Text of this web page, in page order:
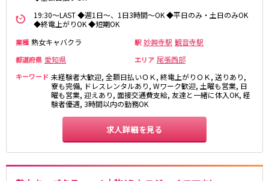
19:30～LAST ◆週1日～、1日3時間～OK ◆平日のみ・土日のみOK
◆終電上がりOK ◆短期OK
業種 熟女キャバクラ 駅 妙興寺駅 観音寺駅
都道府県 愛知県 エリア 尾張西部
キーワード 未経験者大歓迎, 全額日払いＯＫ, 終電上がりＯＫ, 送りあり,
寮も完備, ドレスレンタルあり, Wワーク歓迎, 土曜も営業, 日
曜も営業, 迎えあり, 面接交通費支給, 友達と一緒に体入OK, 経
験者優遇, 3時間以内の勤務OK
求人詳細を見る
JR伊東線
該当求人 0件 選択した内容で設定